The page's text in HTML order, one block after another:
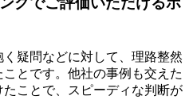
疑問などに対して、理路整然
とです。他社の事例も交えた
ことで、スピーディな判断が